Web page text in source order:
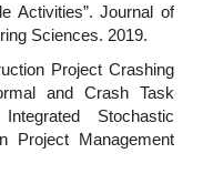
Activities”. Journal of
Sciences. 2019.
Project Crashing
and Crash Task
Stochastic
Project Management